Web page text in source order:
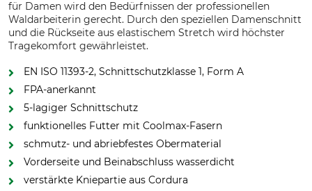
für Damen wird den Bedürfnissen der professionellen
Waldarbeiterin gerecht. Durch den speziellen Damenschnitt
und die Rückseite aus elastischem Stretch wird höchster
Tragekomfort gewährleistet.
EN ISO 11393-2, Schnittschutzklasse 1, Form A
FPA-anerkannt
5-lagiger Schnittschutz
funktionelles Futter mit Coolmax-Fasern
schmutz- und abriebfestes Obermaterial
Vorderseite und Beinabschluss wasserdicht
verstärkte Kniepartie aus Cordura